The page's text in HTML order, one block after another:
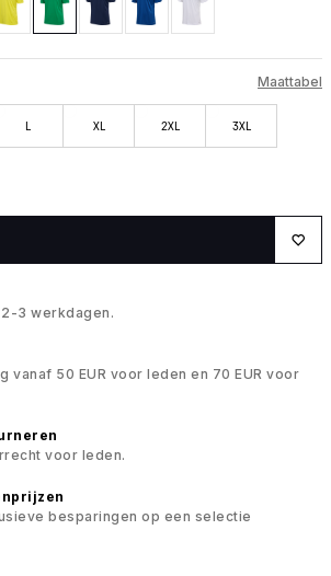
Maattabel
L XL 2XL 3XL
3 werkdagen.
vanaf 50 EUR voor leden en 70 EUR voor
voor leden.
besparingen op een selectie